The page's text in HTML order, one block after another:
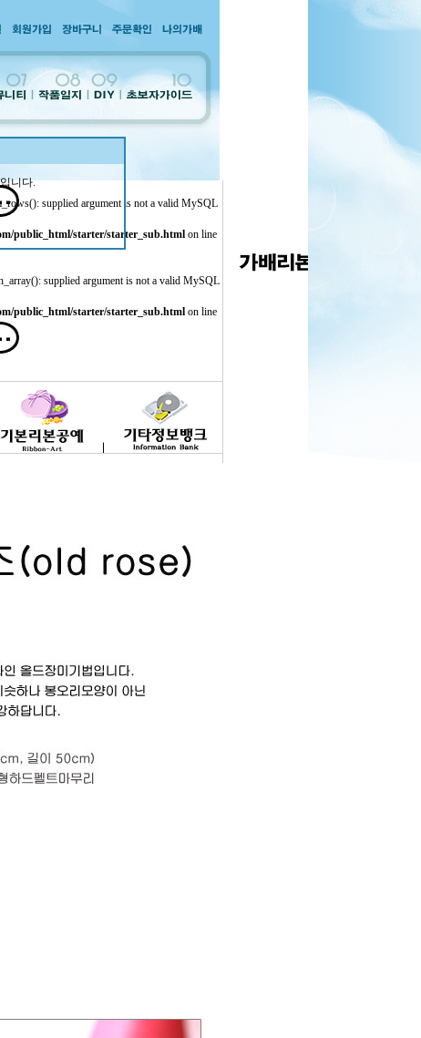
니다.
supplied argument is not a valid MySQL
public_html/starter/starter_sub.html on line
supplied argument is not a valid MySQL
public_html/starter/starter_sub.html on line